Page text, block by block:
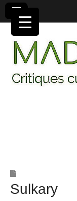
Sulkary